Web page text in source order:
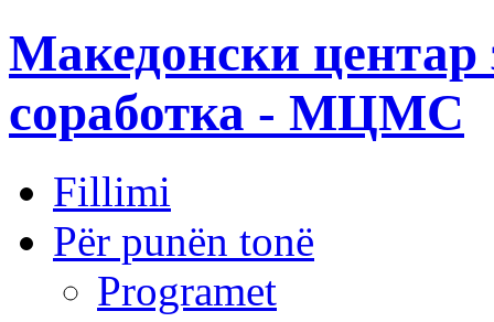
Македонски центар
соработка - МЦМС
Fillimi
Për punën tonë
Programet